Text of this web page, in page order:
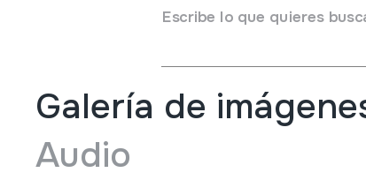
Escribe lo que quieres
Tipo de Instrumento de música
Galería de
Audio